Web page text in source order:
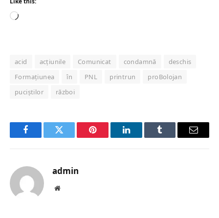
Loading…
acid acțiunile Comunicat condamnă
deschis
Formațiunea
în PNL printrun
proBolojan
puciștilor
război
FacebookTwitter Pinterest LinkedInTumblr Email
admin
Website